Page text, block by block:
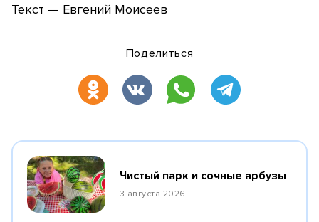
Текст — Евгений Моисеев
Поделиться
Чистый парк и сочные арбузы
3 августа 2026